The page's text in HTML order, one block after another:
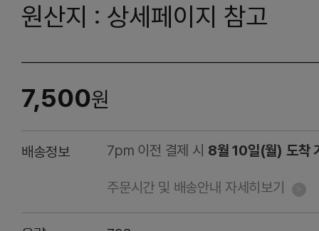
원산지 : 상세페이지 참고
7,500원
배송정보 7pm 이전 결제 시 8월 10일(월) 도착
주문시간 및 배송안내 자세히보기